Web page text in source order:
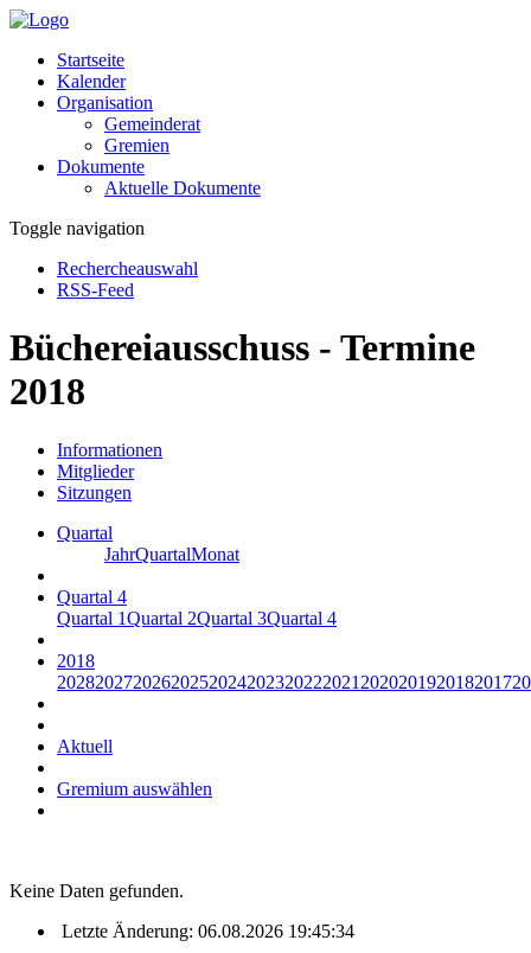
Startseite
Kalender
Organisation
Gemeinderat
Gremien
Dokumente
Aktuelle Dokumente
Toggle navigation
Rechercheauswahl
RSS-Feed
Büchereiausschuss - Termine
2018
Informationen
Mitglieder
Sitzungen
Quartal
JahrQuartalMonat
Quartal 4
Quartal 1Quartal 2Quartal 3Quartal 4
2018
20282027202620252024202320222021 2020201920182017
Aktuell
Gremium auswählen
Keine Daten gefunden.
Letzte Änderung: 06.08.2026 19:45:34